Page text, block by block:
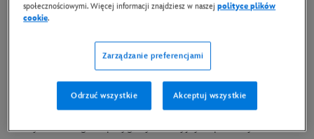
nudę! Mistrz kina łotrzykowskiego wziął na warsztat
księżniczki Dżasminy oraz Dżina, którego postać może w
znaczący sposób zaważyć na losach wszystkich bohaterów
Reżyser wzbogacił przygody w fikcyjnym, portowym
społecznościowymi. Więcej informacji znajdziesz w naszejpolityce plików
cookie.
Zarządzanie preferencjami
Odrzuć wszystkie Akceptuj wszystkie